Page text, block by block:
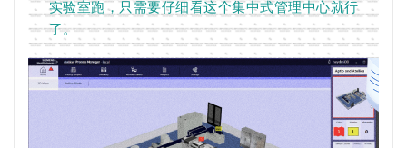
实验室跑，只需要仔细看这个集中式管理中心就行
了。